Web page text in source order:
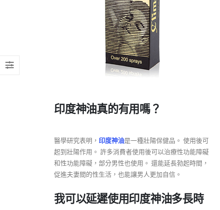
印度神油真的有用嗎？
醫學研究表明， 印度神油是一種壯陽保健品。 使用後可
起到壯陽作用。 許多消費者使用後可以治療性功能障礙
和性功能障礙，部分男性也使用。 還能延長勃起時間，
促進夫妻間的性生活，也能讓男人更加自信。
我可以延遲使用印度神油多長時